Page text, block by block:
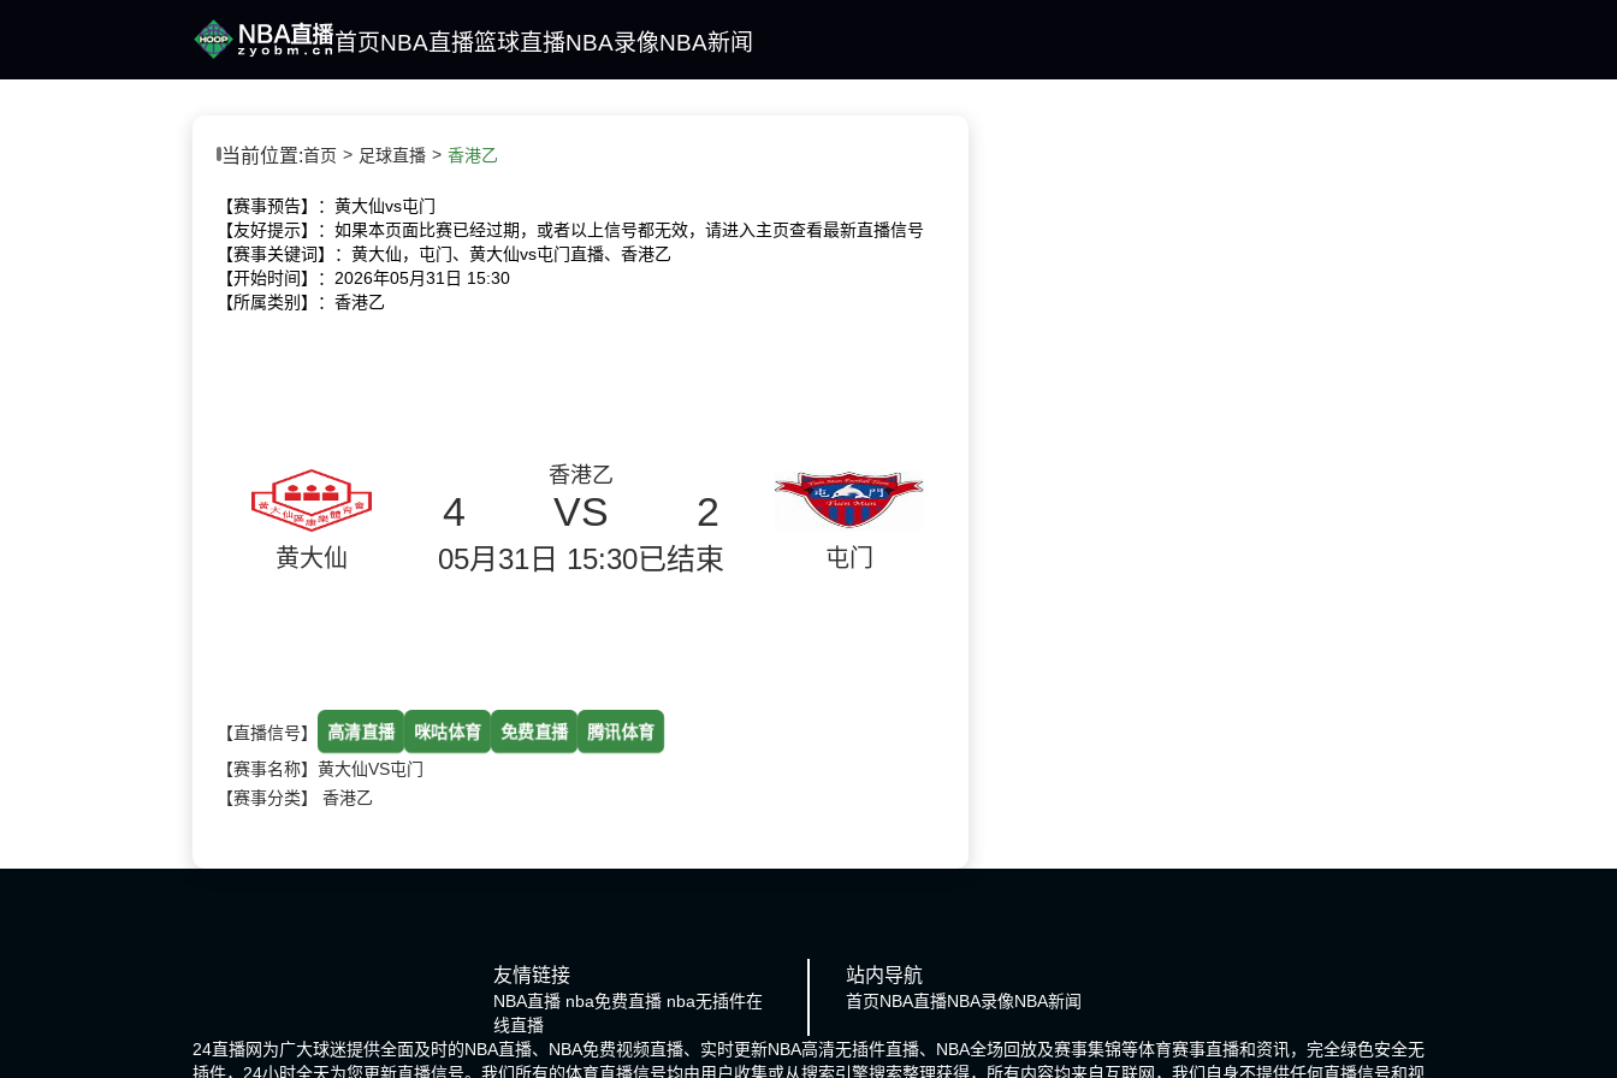
首页NBA直播篮球直播NBA录像NBA新闻
当前位置:首页 足球直播 香港乙
【赛事预告】：黄大仙vs屯门
【友好提示】：如果本页面比赛已经过期，或者以上信号都无效，请进入主页查看最新直播信号
【赛事关键词】：黄大仙，屯门、黄大仙vs屯门直播、香港乙
【开始时间】：2026年05月31日 15:30
【所属类别】：香港乙
黄大仙
香港乙
4 VS 2
05月31日 15:30已结束 屯门
【直播信号】 高清直播 咪咕体育 免费直播 腾讯体育
【赛事名称】黄大仙VS屯门
【赛事分类】 香港乙
友情链接
NBA直播 nba免费直播 nba无插件在
线直播
站内导航
首页NBA直播NBA录像NBA新闻
24直播网为广大球迷提供全面及时的NBA直播、NBA免费视频直播、实时更新NBA高清无插件直播、NBA全场回放及赛事集锦等体育赛事直播和资讯，完全绿色安全无
插件，24小时全天为您更新直播信号。我们所有的体育直播信号均由用户收集或从搜索引擎搜索整理获得，所有内容均来自互联网，我们自身不提供任何直播信号和视